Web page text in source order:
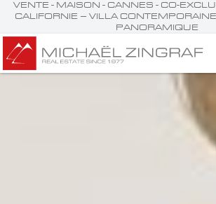
VENTE - MAISON - CANNES - CO-
CALIFORNIE – VILLA
PANORAMIQUE